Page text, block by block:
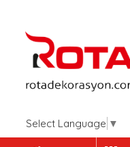
Select Language ▼